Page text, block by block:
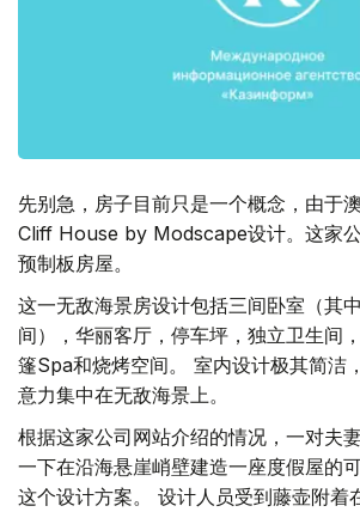
先别急，房子目前只是一个概念，由于
Cliff House by Modscape设计。这家
预制板房屋。
这一无敌海景房设计包括三间卧室（其
间），华丽客厅，停车坪，独立卫生间
篷Spa和烧烤空间。 室内设计极其简洁
意力集中在无敌海景上。
根据这家公司网站介绍的情况，一对夫
一下在沿海悬崖峭壁建造一座度假屋的
这个设计方案。 设计人员受到藤壶附着